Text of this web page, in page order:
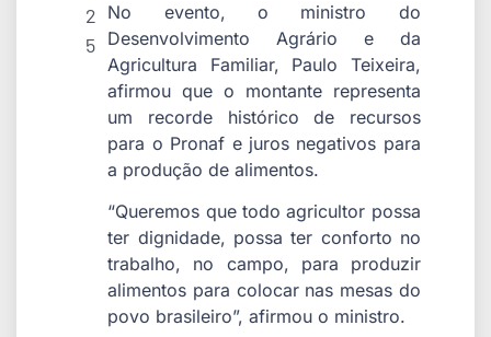
2
5
No evento, o ministro do
Desenvolvimento Agrário e da
Agricultura Familiar, Paulo Teixeira,
afirmou que o montante representa
um recorde histórico de recursos
para o Pronaf e juros negativos para
a produção de alimentos.
“Queremos que todo agricultor possa
ter dignidade, possa ter conforto no
trabalho, no campo, para produzir
alimentos para colocar nas mesas do
povo brasileiro”, afirmou o ministro.